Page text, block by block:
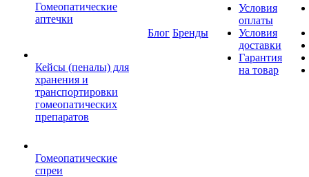
Гомеопатические
аптечки
Кейсы (пеналы) для
хранения и
транспортировки
гомеопатических
препаратов
Гомеопатические
спреи
Блог Бренды
Условия
оплаты
Условия
доставки
Гарантия
на товар